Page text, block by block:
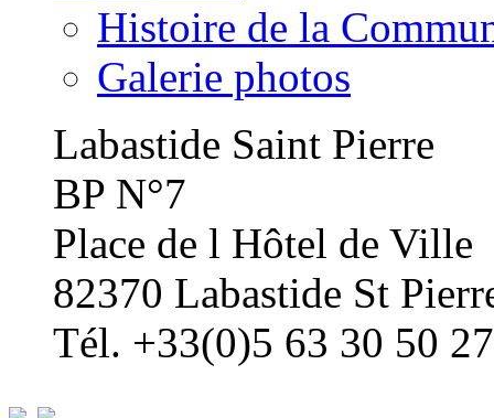
Histoire de la
Galerie photos
Labastide Saint Pierre
BP N°7
Place de l Hôtel de Ville
82370 Labastide St
Tél. +33(0)5 63 30 50 27